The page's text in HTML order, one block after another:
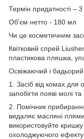
Термін придатності – 3
Об'єм нетто - 180 мл
Чи це косметичним
Квітковий спрей
пластикова пляшка,
Освіжаючий і
1. Засіб від комах
запобігти появі молі та
2. Помічник
видаляє масляні
використовуйте
охолоджуючого ефекту